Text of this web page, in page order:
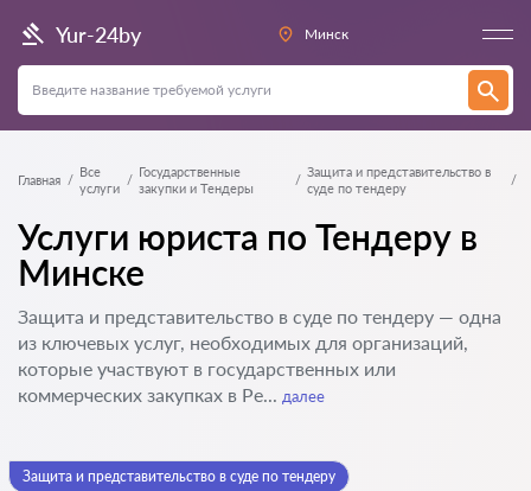
Yur-24by Минск
Главная
Все
услуги
Государственные
закупки и Тендеры
Защита и представительство в
суде по тендеру
Услуги юриста по Тендеру в
Минске
Защита и представительство в суде по тендеру — одна
из ключевых услуг, необходимых для организаций,
которые участвуют в государственных или
коммерческих закупках в Ре... далее
Защита и представительство в суде по тендеру